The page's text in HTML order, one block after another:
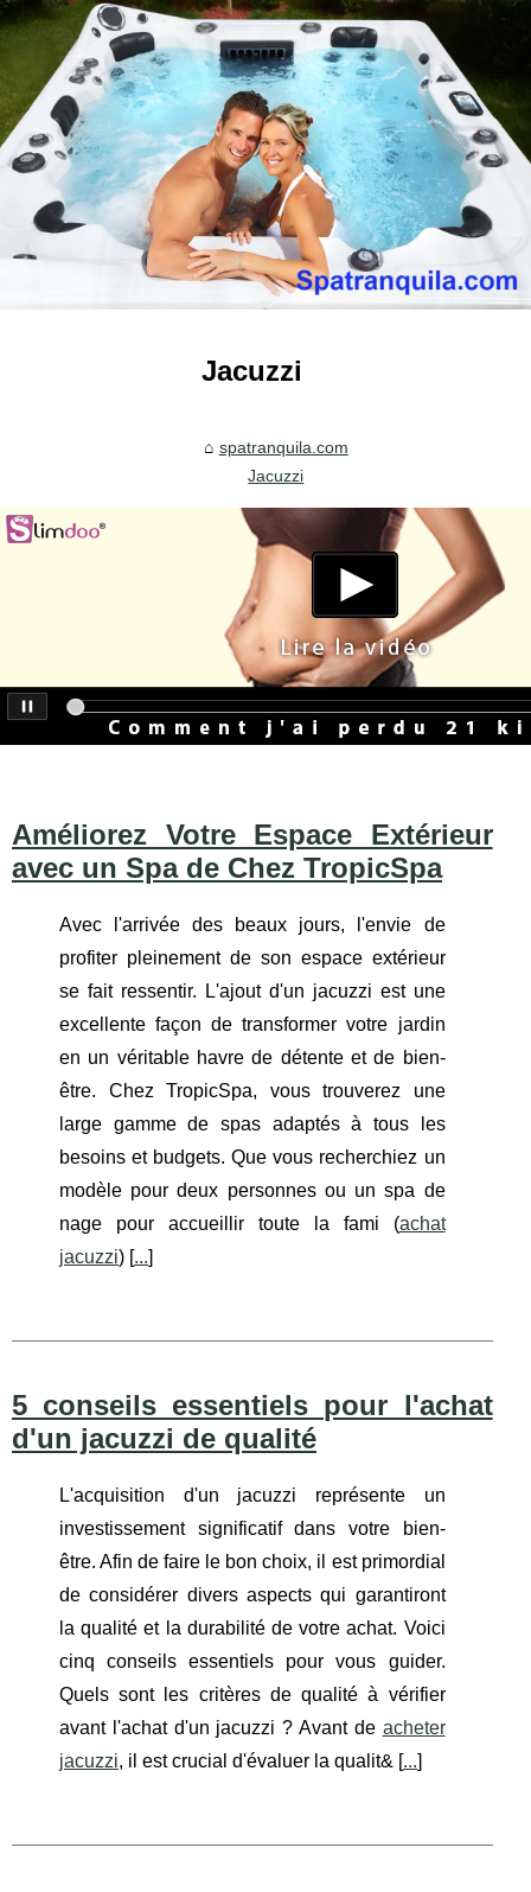
Jacuzzi
spatranquila.com
Jacuzzi
Améliorez Votre Espace Extérieur
avec un Spa de Chez TropicSpa
Avec l'arrivée des beaux jours, l'envie de
profiter pleinement de son espace extérieur
se fait ressentir. L'ajout d'un jacuzzi est une
excellente façon de transformer votre jardin
en un véritable havre de détente et de bien-
être. Chez TropicSpa, vous trouverez une
large gamme de spas adaptés à tous les
besoins et budgets. Que vous recherchiez un
modèle pour deux personnes ou un spa de
nage pour accueillir toute la fami (achat
jacuzzi) [...]
5 conseils essentiels pour l'achat
d'un jacuzzi de qualité
L'acquisition d'un jacuzzi représente un
investissement significatif dans votre bien-
être. Afin de faire le bon choix, il est primordial
de considérer divers aspects qui garantiront
la qualité et la durabilité de votre achat. Voici
cinq conseils essentiels pour vous guider.
Quels sont les critères de qualité à vérifier
avant l'achat d'un jacuzzi ? Avant de acheter
jacuzzi, il est crucial d'évaluer la qualit& [...]